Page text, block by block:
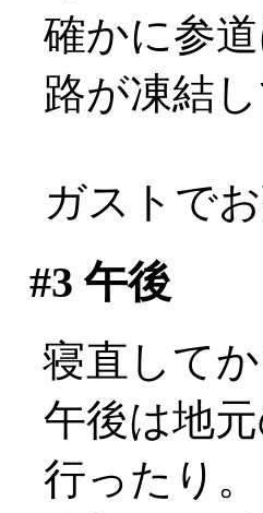
確かに参
路が凍結
ガストで
#3 午後
寝直してか
午後は地
行ったり。